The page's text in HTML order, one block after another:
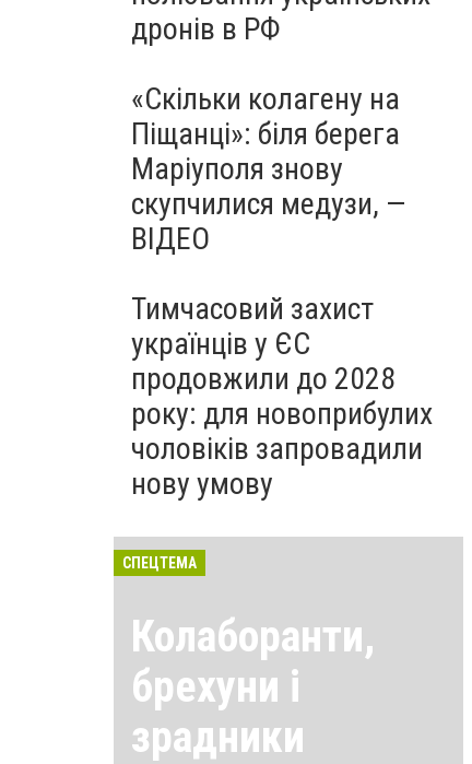
дронів в РФ
«Скільки колагену на
Піщанці»: біля берега
Маріуполя знову
скупчилися медузи, —
ВІДЕО
Тимчасовий захист
українців у ЄС
продовжили до 2028
року: для новоприбулих
чоловіків запровадили
нову умову
СПЕЦТЕМА
Колаборанти,
брехуни і
зрадники